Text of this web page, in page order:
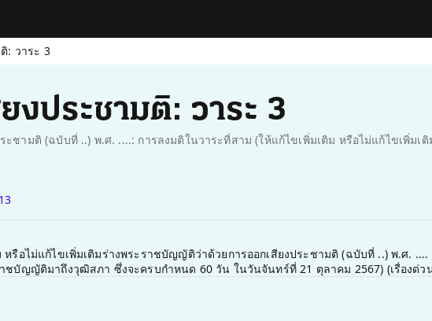
: วาระ 3
งประชามติ: วาระ 3
ชามติ (ฉบับที่ ..) พ.ศ. ....: การลงมติในวาระที่สาม (ให้แก้ไขเพิ่มเติม หรือไม่แก้ไขเพิ่ม
หรือไม่แก้ไขเพิ่มเติมร่างพระราชบัญญัติว่าด้วยการออกเสียงประชามติ (ฉบับที่ ..) พ.ศ.
บัญญัติมาถึงวุฒิสภา ซึ่งจะครบกำหนด 60 วัน ในวันจันทร์ที่ 21 ตุลาคม 2567) (เรื่องด่ว